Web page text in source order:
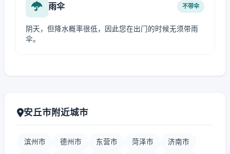
雨伞 不带伞
阴天，但降水概率很低，因此您在出门的时候无须带雨
伞。
安丘市附近城市
滨州市 德州市 东营市 菏泽市 济南市